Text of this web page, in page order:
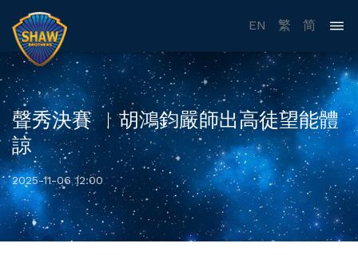
EN 繁 简
聲秀決賽 ︳胡鴻鈞嚴師出高徒望能體
諒
2025-11-06 12:00